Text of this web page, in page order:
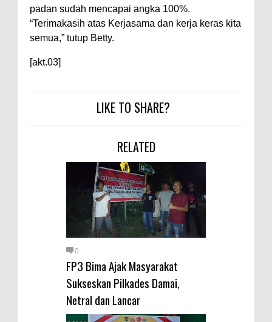
padan sudah mencapai angka 100%.
“Terimakasih atas Kerjasama dan kerja keras kita
semua,” tutup Betty.
[akt.03]
LIKE TO SHARE?
RELATED
0
FP3 Bima Ajak Masyarakat
Sukseskan Pilkades Damai,
Netral dan Lancar